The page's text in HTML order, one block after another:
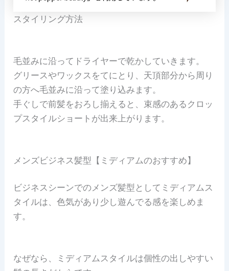
スタイリング方法
毛並みに沿ってドライヤーで乾かしていきます。
グリースやワックスをてにとり、天頂部分から周り
の方へ毛並みに沿って塗り込みます。
手ぐしで前髪をおろし揃えると、束感のあるクロッ
プスタイルショートが出来上がります。
メンズビジネス髪型【ミディアムのおすすめ】
ビジネスシーンでのメンズ髪型としてミディアムス
タイルは、色気があり少し遊んでる感を楽しめま
す。
なぜなら、ミディアムスタイルは個性の出しやすい